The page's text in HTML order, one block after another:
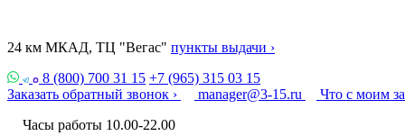
24 км МКАД, ТЦ "Вегас" пункты выдачи ›
8 (800) 700 31 15 +7 (965) 315 03 15
Заказать обратный звонок ›
manager@3-15.ru
Что с моим
Часы работы 10.00-22.00